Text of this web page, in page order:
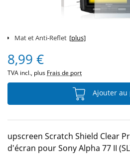
Mat et Anti-Reflet [plus]
8,99 €
TVA incl., plus Frais de port
Ajouter au
upscreen Scratch Shield Clear
d'écran pour Sony Alpha 77 II